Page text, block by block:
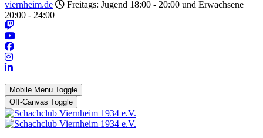
viernheim.de
Freitags: Jugend 18:00 - 20:00 und Erwachsene
20:00 - 24:00
Mobile Menu Toggle
Off-Canvas Toggle